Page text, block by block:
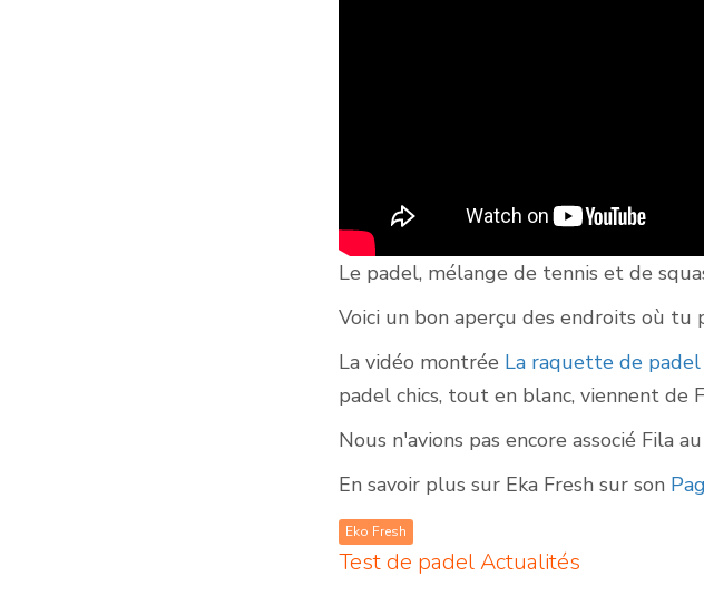
Le padel, mélange de tennis et de
Voici un bon aperçu des endroits où tu
La vidéo montrée La raquette de
padel chics, tout en blanc, viennent de
Nous n'avions pas encore associé Fila
En savoir plus sur Eka Fresh sur son
Eko Fresh
Test de padelActualités